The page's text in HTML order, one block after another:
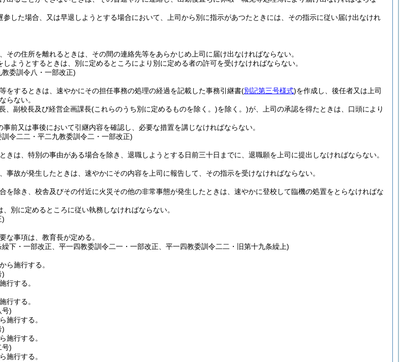
した場合、又は早退しようとする場合において、上司から別に指示があつたときには、その指示に従い届け出なけれ
その住所を離れるときは、その間の連絡先等をあらかじめ上司に届け出なければならない。
ようとするときは、別に定めるところにより別に定める者の許可を受けなければならない。
委訓令八・一部改正)
をするときは、速やかにその担任事務の処理の経過を記載した事務引継書(別記第三号様式)を作成し、後任者又は上司
らない。
、副校長及び経営企画課長(これらのうち別に定めるものを除く。)を除く。)が、上司の承認を得たときは、口頭により
前又は事後において引継内容を確認し、必要な措置を講じなければならない。
令二二・平二九教委訓令二・一部改正)
きは、特別の事由がある場合を除き、退職しようとする日前三十日までに、退職願を上司に提出しなければならない。
事故が発生したときは、速やかにその内容を上司に報告して、その指示を受けなければならない。
を除き、校舎及びその付近に火災その他の非常事態が発生したときは、速やかに登校して臨機の処置をとらなければな
別に定めるところに従い執務しなければならない。
)
な事項は、教育長が定める。
下・一部改正、平一四教委訓令二一・一部改正、平一四教委訓令二二・旧第十九条繰上)
ら施行する。
)
行する。
行する。
号)
施行する。
)
施行する。
号)
施行する。